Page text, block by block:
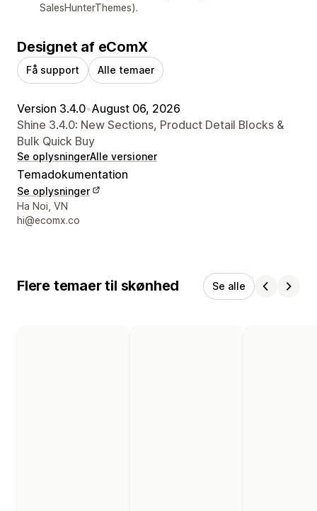
SalesHunterThemes).
Designet af eComX
Få support Alle temaer
Version 3.4.0•August 06, 2026
Shine 3.4.0: New Sections, Product Detail Blocks &
Bulk Quick Buy
Se oplysningerAlle versioner
Temadokumentation
Se oplysninger
Se kontaktoplysninger
Ha Noi, VN
hi@ecomx.co
Flere temaer til skønhed Se alle